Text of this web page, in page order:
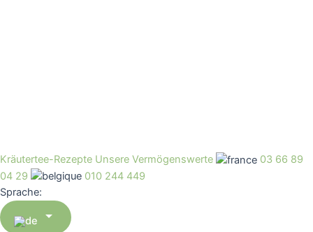
Kräutertee-Rezepte Unsere Vermögenswerte
03 66 89
04 29
010 244 449
Sprache:
